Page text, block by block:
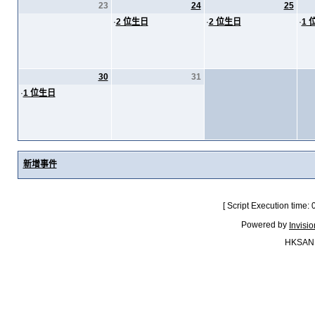
23
24
·2 位生日
25
·2 位生日 ·1
30
·1 位生日
31
新增事件
[ Script Execution
Powered by